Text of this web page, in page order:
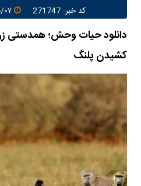
کد خبر: 271747
۰۷/خرداد/۱۴۰۵ ۲۲:۱۰:۰۷
دانلود حیات وحش؛ همدستی
کشیدن پلنگ